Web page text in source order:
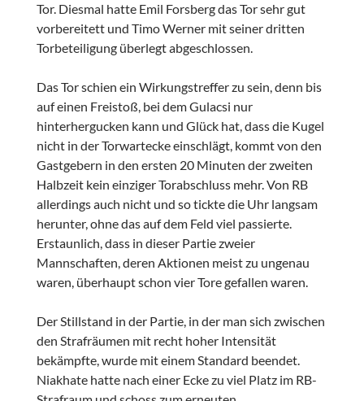
Tor. Diesmal hatte Emil Forsberg das Tor sehr gut
vorbereitett und Timo Werner mit seiner dritten
Torbeteiligung überlegt abgeschlossen.
Das Tor schien ein Wirkungstreffer zu sein, denn bis
auf einen Freistoß, bei dem Gulacsi nur
hinterhergucken kann und Glück hat, dass die Kugel
nicht in der Torwartecke einschlägt, kommt von den
Gastgebern in den ersten 20 Minuten der zweiten
Halbzeit kein einziger Torabschluss mehr. Von RB
allerdings auch nicht und so tickte die Uhr langsam
herunter, ohne das auf dem Feld viel passierte.
Erstaunlich, dass in dieser Partie zweier
Mannschaften, deren Aktionen meist zu ungenau
waren, überhaupt schon vier Tore gefallen waren.
Der Stillstand in der Partie, in der man sich zwischen
den Strafräumen mit recht hoher Intensität
bekämpfte, wurde mit einem Standard beendet.
Niakhate hatte nach einer Ecke zu viel Platz im RB-